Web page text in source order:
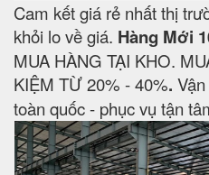
Cam kết giá rẻ nhất thị
khỏi lo về giá. Hàng Mới
MUA HÀNG TẠI KHO.
KIỆM TỪ 20% - 40%.
toàn quốc - phục vụ tận